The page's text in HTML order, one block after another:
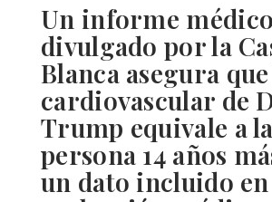
Un informe médico
divulgado por la
Blanca asegura
cardiovascular de
Trump equivale a
persona 14 años
un dato incluido